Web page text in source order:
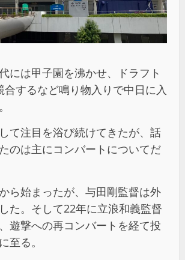
には甲子園を沸かせ、ドラフト
合するなど鳴り物入りで中日に入
て注目を浴び続けてきたが、話
のは主にコンバートについてだ
ら始まったが、与田剛監督は外
た。そして22年に立浪和義監督
遊撃への再コンバートを経て投
至る。